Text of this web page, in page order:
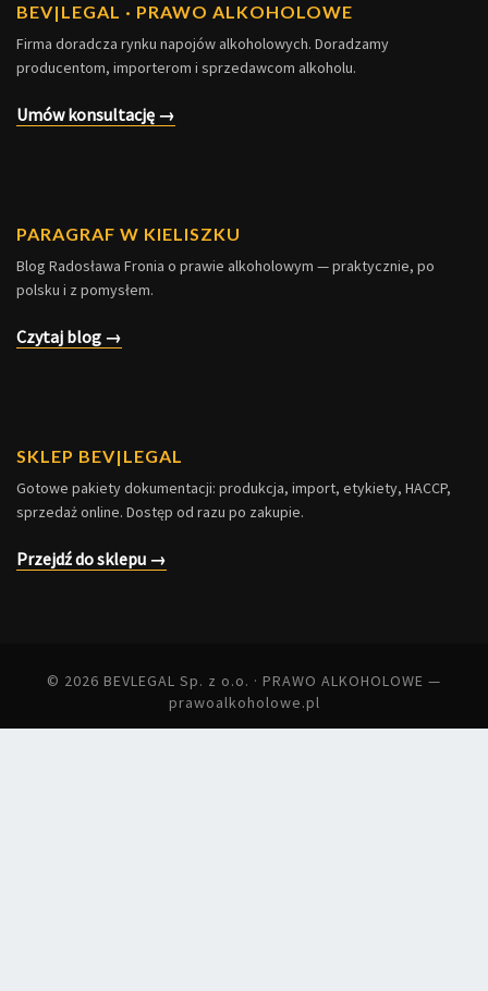
BEV| LEGAL · PRAWO ALKOHOLOWE
Firma doradcza rynku napojów alkoholowych. Doradzamy
producentom, importerom i sprzedawcom alkoholu.
Umów konsultację →
PARAGRAF W KIELISZKU
Blog Radosława Fronia o prawie alkoholowym — praktycznie, po
polsku i z pomysłem.
Czytaj blog →
SKLEP BEV|LEGAL
Gotowe pakiety dokumentacji: produkcja, import, etykiety, HACCP,
sprzedaż online. Dostęp od razu po zakupie.
Przejdź do sklepu →